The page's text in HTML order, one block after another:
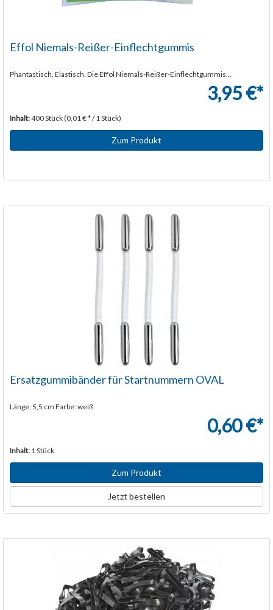
Effol Niemals-Reißer-Einflechtgummis
Phantastisch. Elastisch. Die Effol Niemals-Reißer-Einflechtgummis...
3,95 €*
Inhalt:400 Stück (0,01 € * / 1 Stück)
Zum Produkt
Ersatzgummibänder für Startnummern OVAL
Länge: 5,5 cm Farbe: weiß
0,60 €*
Inhalt: 1 Stück
Zum Produkt
Jetzt bestellen